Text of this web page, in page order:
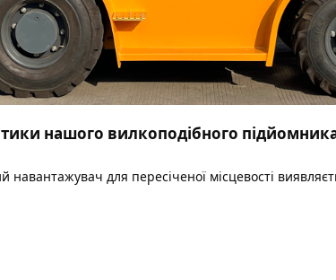
нашого вилкоподібного
навантажувач для пересіченої місцевості